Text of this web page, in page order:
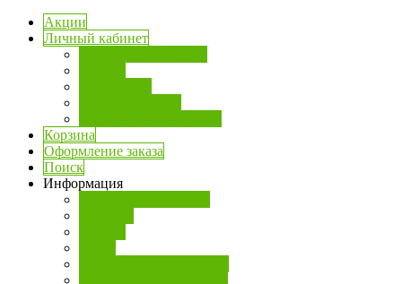
Акции
Личный кабинет
Корзина
Оформление заказа
Поиск
Информация